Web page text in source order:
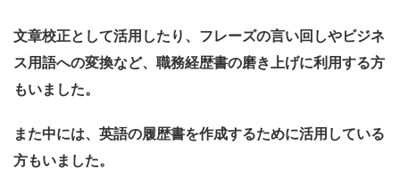
文章校正として活用したり、フレーズの言い回しやビジネ
ス用語への変換など、職務経歴書の磨き上げに利用する方
もいました。
また中には、英語の履歴書を作成するために活用している
方もいました。